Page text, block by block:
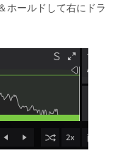
ホールドして右にドラ